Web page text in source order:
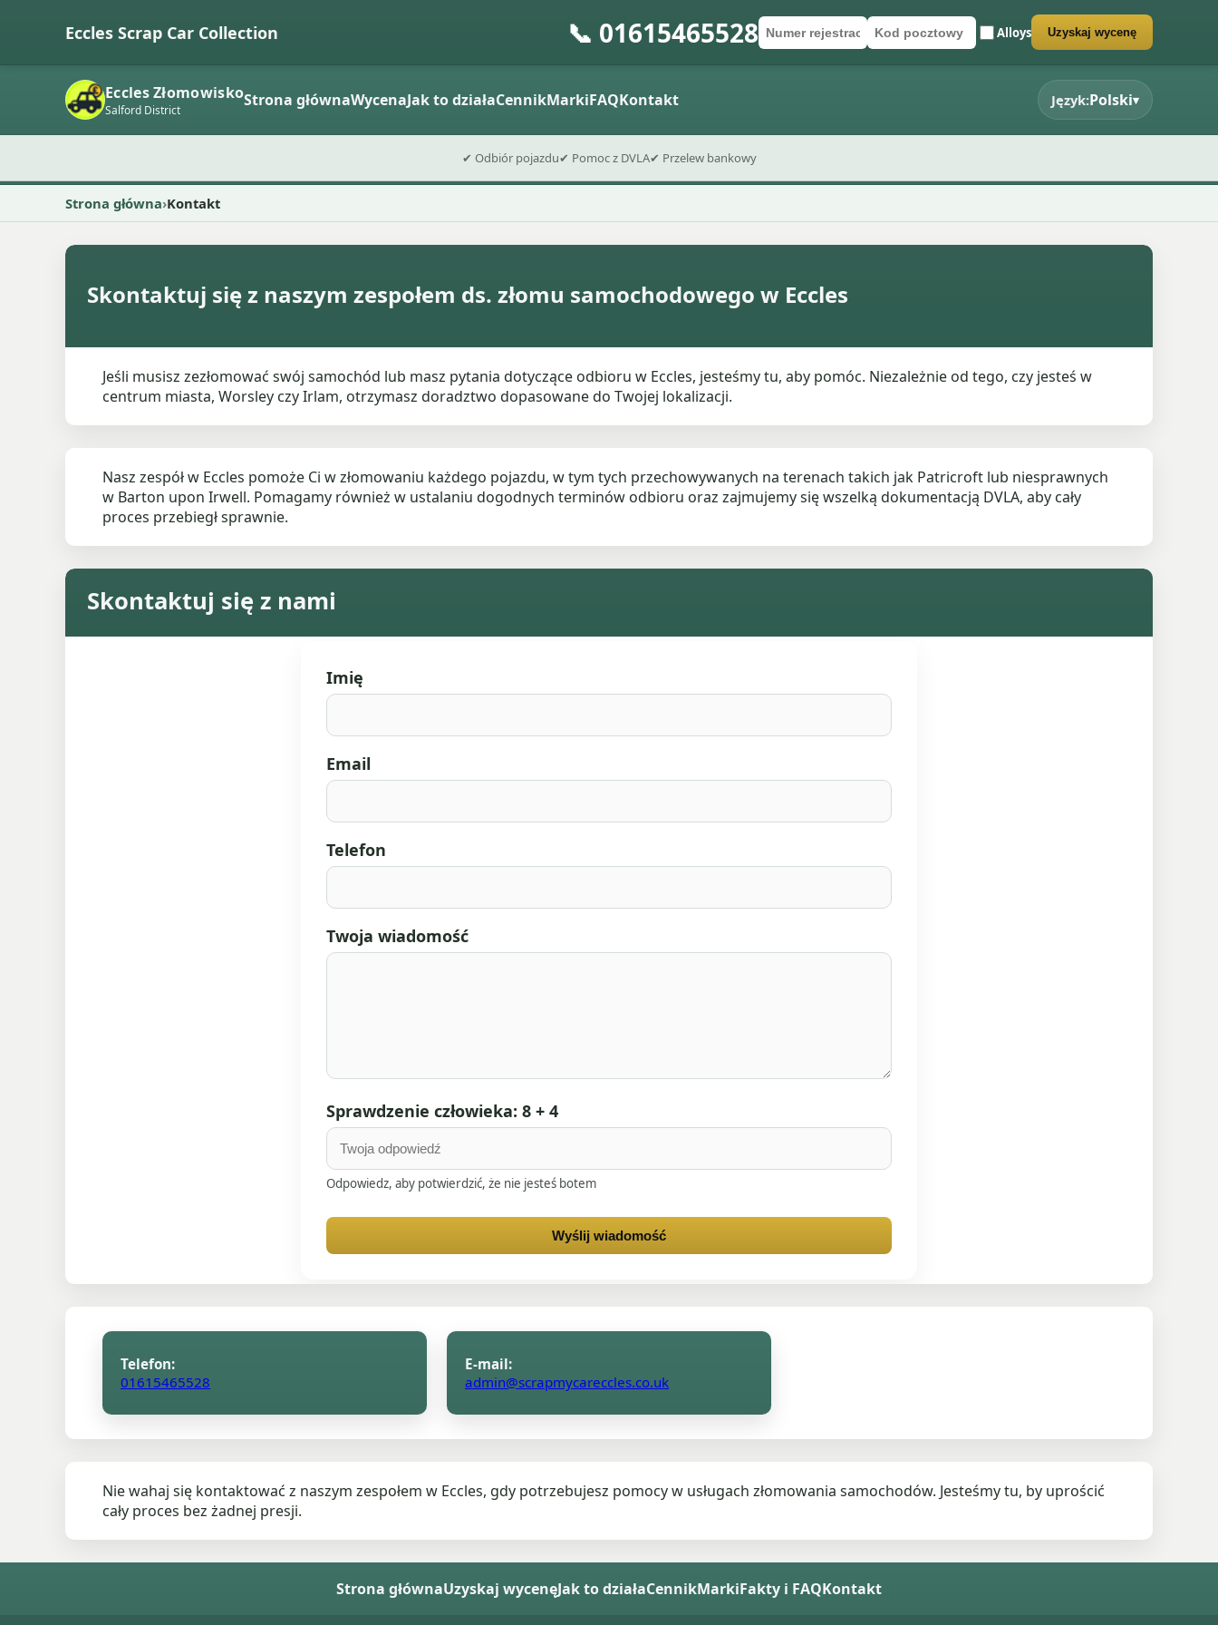
Eccles Scrap Car Collection 📞 01615465528Numer rejestracyjny
Kod pocztowy Alloys
Wyślij formularz wyceny Uzyskaj wycenę
Eccles Złomowisko
Salford District Strona głównaWycenaJak to działaCennikMarkiFAQKontakt Język:Polski▾
✔ Odbiór pojazdu✔ Pomoc z DVLA✔ Przelew bankowy
Strona główna Kontakt
Skontaktuj się z naszym zespołem ds. złomu samochodowego w Eccles
Jeśli musisz zezłomować swój samochód lub masz pytania dotyczące odbioru w Eccles, jesteśmy tu, aby pomóc. Niezależnie od tego, czy jesteś w
centrum miasta, Worsley czy Irlam, otrzymasz doradztwo dopasowane do Twojej lokalizacji.
Nasz zespół w Eccles pomoże Ci w złomowaniu każdego pojazdu, w tym tych przechowywanych na terenach takich jak Patricroft lub niesprawnych
w Barton upon Irwell. Pomagamy również w ustalaniu dogodnych terminów odbioru oraz zajmujemy się wszelką dokumentacją DVLA, aby cały
proces przebiegł sprawnie.
Skontaktuj się z nami
Imię
Email
Telefon
Twoja wiadomość
Sprawdzenie człowieka: 8 + 4
Odpowiedz, aby potwierdzić, że nie jesteś botem
Wyślij wiadomość
Telefon:
01615465528
E-mail:
admin@scrapmycareccles.co.uk
Nie wahaj się kontaktować z naszym zespołem w Eccles, gdy potrzebujesz pomocy w usługach złomowania samochodów. Jesteśmy tu, by uprościć
cały proces bez żadnej presji.
Strona głównaUzyskaj wycenęJak to działaCennikMarkiFakty i FAQKontakt